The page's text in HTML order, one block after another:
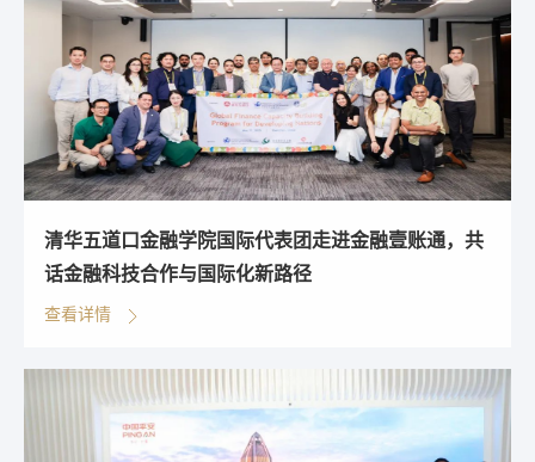
清华五道口金融学院国际代表团走进金融壹账通，共
话金融科技合作与国际化新路径
查看详情